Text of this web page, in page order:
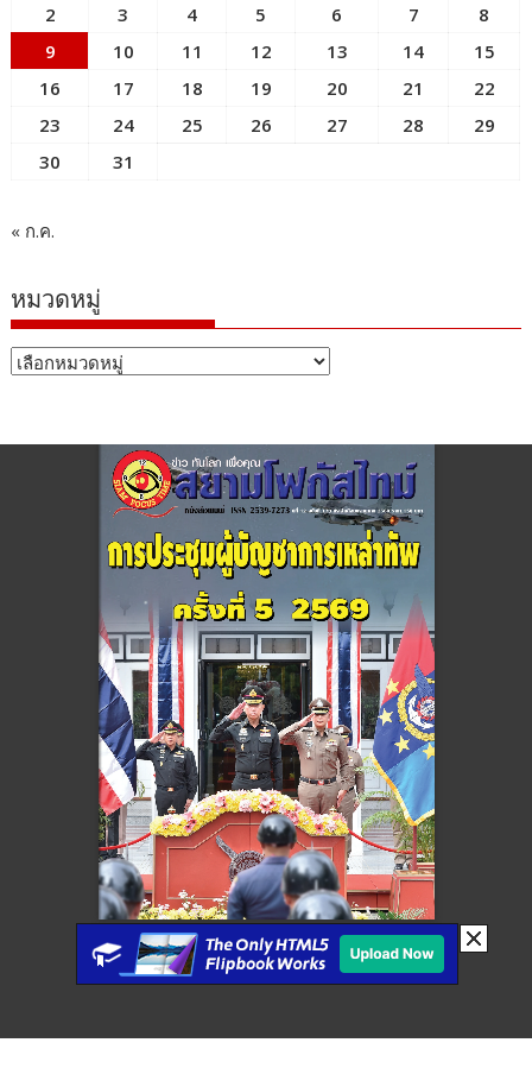
2
3 4 5 6 7
8
9
10 11 12 13 14
15
16
17 18 19 20 21
22
23
24 25 26 27 28
29
30
31
« ก.ค.
หมวดหมู่
หมวด